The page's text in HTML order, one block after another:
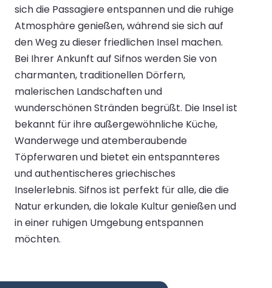
sich die Passagiere entspannen und die ruhige
Atmosphäre genießen, während sie sich auf
den Weg zu dieser friedlichen Insel machen.
Bei Ihrer Ankunft auf Sifnos werden Sie von
charmanten, traditionellen Dörfern,
malerischen Landschaften und
wunderschönen Stränden begrüßt. Die Insel ist
bekannt für ihre außergewöhnliche Küche,
Wanderwege und atemberaubende
Töpferwaren und bietet ein entspannteres
und authentischeres griechisches
Inselerlebnis. Sifnos ist perfekt für alle, die die
Natur erkunden, die lokale Kultur genießen und
in einer ruhigen Umgebung entspannen
möchten.